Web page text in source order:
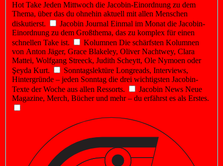
Hot Take Jeden Mittwoch die Jacobin-Einordnung zu dem
Thema, über das du ohnehin aktuell mit allen Menschen
diskutierst.
Jacobin Journal Einmal im Monat die Jacobin-
Einordnung zu dem Großthema, das zu komplex für einen
schnellen Take ist.
Kolumnen Die schärfsten Kolumnen
von Anton Jäger, Grace Blakeley, Oliver Nachtwey, Clara
Mattei, Wolfgang Streeck, Judith Scheytt, Ole Nymoen oder
Şeyda Kurt.
Sonntagslektüre Longreads, Interviews,
Hintergründe – jeden Sonntag die drei wichtigsten Jacobin-
Texte der Woche aus allen Ressorts.
Jacobin News Neue
Magazine, Merch, Bücher und mehr – du erfährst es als Erstes.